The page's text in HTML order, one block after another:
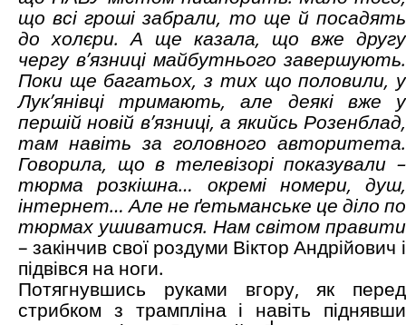
що всі гроші забрали, то ще й посадять
до холєри. А ще казала, що вже другу
чергу в’язниці майбутнього завершують.
Поки ще багатьох, з тих що половили, у
Лук’янівці тримають, але деякі вже у
першій новій в’язниці, а якийсь Розенблад,
там навіть за головного авторитета.
Говорила, що в телевізорі показували –
тюрма розкішна… окремі номери, душ,
інтернет… Але не ґетьманське це діло по
тюрмах ушиватися. Нам світом правити
– закінчив свої роздуми Віктор Андрійович і
підвівся на ноги.
Потягнувшись руками вгору, як перед
стрибком з трампліна і навіть піднявши